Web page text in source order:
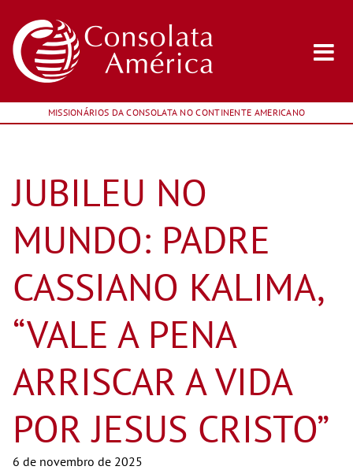
MISSIONÁRIOS DA CONSOLATA NO CONTINENTE AMERICANO
JUBILEU NO
MUNDO: PADRE
CASSIANO KALIMA,
“VALE A PENA
ARRISCAR A VIDA
POR JESUS CRISTO”
6 de novembro de 2025